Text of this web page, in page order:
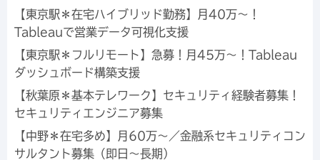
【東京駅＊在宅ハイブリッド勤務】月40万～！
Tableauで営業データ可視化支援
【東京駅＊フルリモート】急募！月45万～！Tableau
ダッシュボード構築支援
【秋葉原＊基本テレワーク】セキュリティ経験者募集！
セキュリティエンジニア募集
【中野＊在宅多め】月60万～／金融系セキュリティコン
サルタント募集（即日～長期）